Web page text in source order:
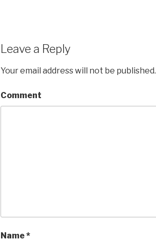
Leave a Reply
Your email address will not be published.
Comment
Name*